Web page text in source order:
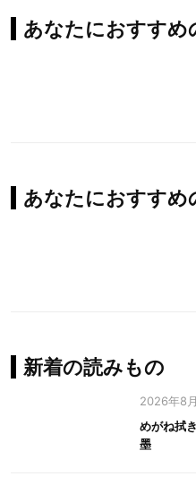
あなたにおすすめ
あなたにおすすめ
新着の読みもの
2026年8
めがね拭
墨